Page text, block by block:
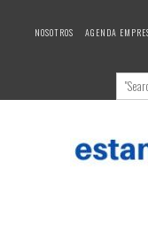
NOSOTROS
AGENDA